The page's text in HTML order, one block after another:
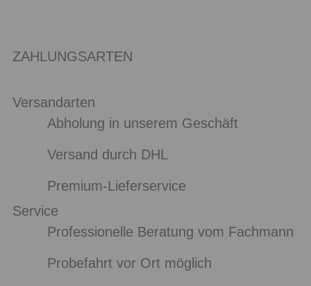
ZAHLUNGSARTEN
Versandarten
Abholung in unserem Geschäft
Versand durch DHL
Premium-Lieferservice
Service
Professionelle Beratung vom Fachmann
Probefahrt vor Ort möglich